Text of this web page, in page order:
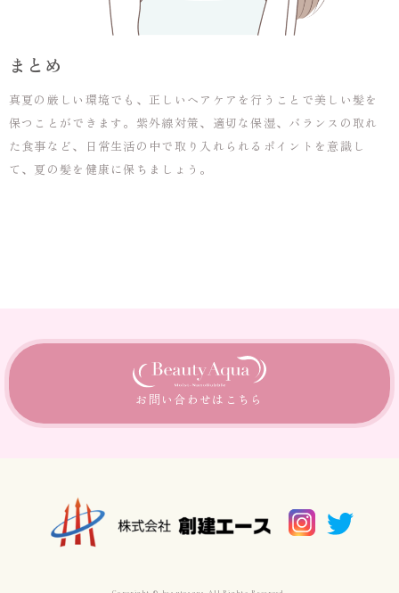
まとめ
真夏の厳しい環境でも、正しいヘアケアを行うことで美しい髪を
保つことができます。紫外線対策、適切な保湿、バランスの取れ
た食事など、日常生活の中で取り入れられるポイントを意識し
て、夏の髪を健康に保ちましょう。
お問い合わせは こちら